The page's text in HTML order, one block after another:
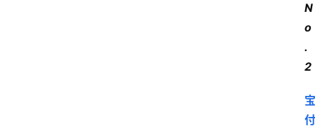
N
o
.
2
宝
付